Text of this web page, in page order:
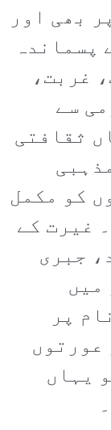
بھی اور
پسماندہ
غربت،
سے
ثقافتی
کو مکمل
غیرت کے
جبری
پر
یہاں